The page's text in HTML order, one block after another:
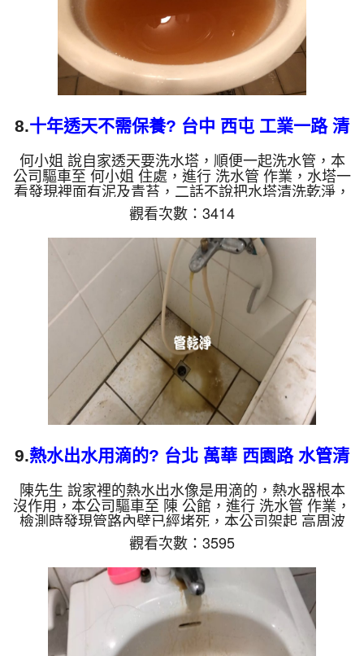
8.十年透天不需保養? 台中 西屯 工業一路 清
洗水管
何小姐 說自家透天要洗水塔，順便一起洗水管，本
公司驅車至 何小姐 住處，進行 洗水管 作業，水塔一
看發現裡面有泥及青苔，二話不說把水塔清洗乾淨，
洗好後開始洗水管，檢測時發現有些管路出水比較
小，本公司架起 高周波水管清洗機，灌入 檸檬酸 至
管路裡面，等了約15分，開啟 水管清洗機 ，啟動 脈
衝 模式，一洗水管就是黃色髒水，如下圖片影片，
三個小時後，水塔及水管都清洗乾淨，出水量恢復正
常!! 如是自來水，如水管老化，會產生鐵鏽跟泥沙堆
積，洗出來的水就會是咖啡色，地下水含有氧化錳，
管壁上會結成黑色...
觀看次數：3414
9.熱水出水用滴的? 台北 萬華 西園路 水管清
洗
陳先生 說家裡的熱水出水像是用滴的，熱水器根本
沒作用，本公司驅車至 陳 公館，進行 洗水管 作業，
檢測時發現管路內壁已經堵死，本公司架起 高周波
水管清洗機，灌入 檸檬酸 至管路裡面，等了約15
分，開啟 水管清洗機 ，啟動 螺旋波 模式，一洗水管
都是髒水，越洗就越髒，如下圖片影片，兩個小時
後，管路清洗乾淨熱水出水量也恢復了!! 如是自來
水，如水管老化，會產生鐵鏽跟泥沙堆積，洗出來的
水就會是咖啡色，地下水含有氧化錳，管壁上會結成
黑色管垢，洗出來的水會跟石油一樣黑，有些洗出綠
色的水，是因為裡面有...
觀看次數：3595